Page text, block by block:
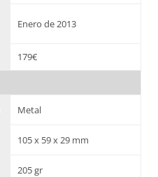
Enero de 2013
179€
Metal
105 x 59 x 29 mm
205 gr